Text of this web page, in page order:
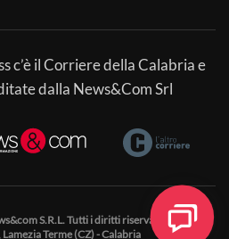
c’è il Corriere della Calabria e
dalla News&Com Srl
S.R.L. Tutti i diritti riservati.
Terme (CZ) - Calabria